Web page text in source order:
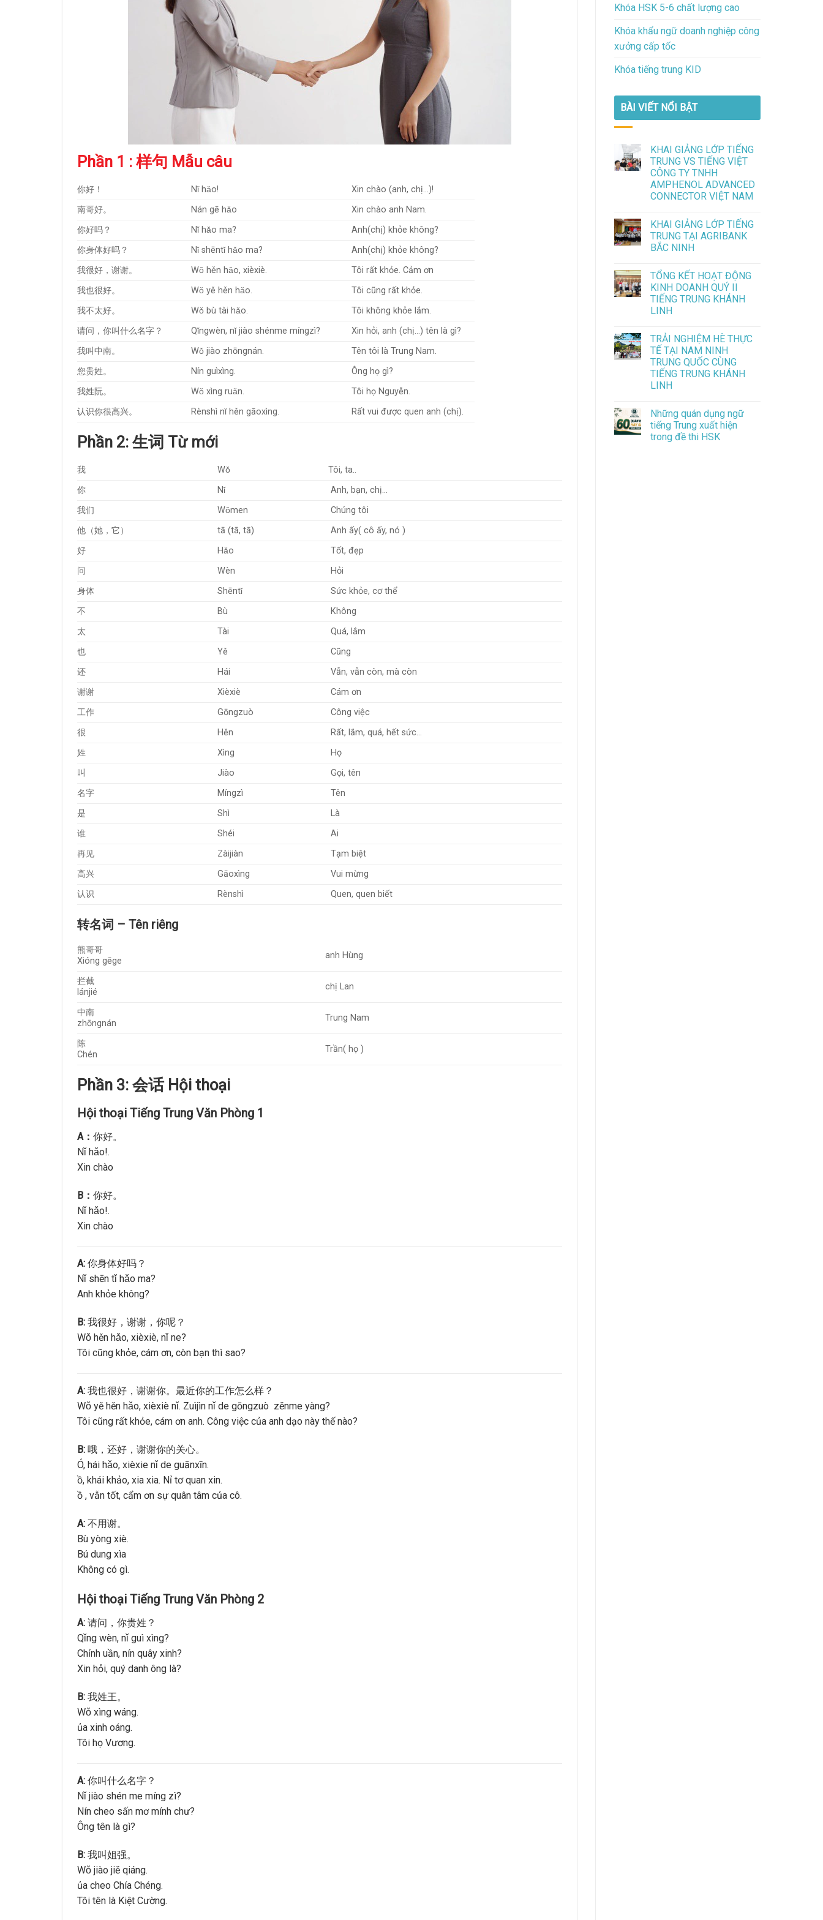
Phần 1 : 样句 Mẫu câu
你好！ Nǐ hǎo!
Xin chào (anh, chị…)!
南哥好。
Nán gē hǎo
Xin chào anh Nam.
你好吗？
Nǐ hǎo ma?
Anh(chị) khỏe không?
你身体好吗？
Nǐ shēntǐ hǎo ma?
Anh(chị) khỏe không?
我很好，谢谢。
Wǒ hěn hǎo, xièxiè.
Tôi rất khỏe. Cảm ơn
我也很好。
Wǒ yě hěn hǎo.
Tôi cũng rất khỏe.
我不太好。
Wǒ bù tài hǎo.
Tôi không khỏe lắm.
请问，你叫什么名字？
Qǐngwèn, nǐ jiào shénme míngzì?
Xin hỏi, anh (chị…) tên là gì?
我叫中南。
Wǒ jiào zhōngnán.
Tên tôi là Trung Nam.
您贵姓。
Nín guìxìng.
Ông họ gì?
我姓阮。
Wǒ xìng ruǎn.
Tôi họ Nguyễn.
认识你很高兴。
Rènshì nǐ hěn gāoxìng. Rất vui được quen anh (chị).
Phần 2: 生词 Từ mới
我 Wǒ
Tôi, ta..
你
Nǐ
Anh, bạn, chị…
我们
Wǒmen
Chúng tôi
他（她，它）
tā (tā, tā)
Anh ấy( cô ấy, nó )
好
Hǎo
Tốt, đẹp
问
Wèn
Hỏi
身体
Shēntǐ
Sức khỏe, cơ thể
不
Bù
Không
太
Tài
Quá, lắm
也
Yě
Cũng
还
Hái
Vẫn, vẫn còn, mà còn
谢谢
Xièxiè
Cám ơn
工作
Gōngzuò
Công việc
很
Hěn
Rất, lắm, quá, hết sức…
姓
Xìng
Họ
叫
Jiào
Gọi, tên
名字
Míngzì
Tên
是
Shì
Là
谁
Shéi
Ai
再见
Zàijiàn
Tạm biệt
高兴
Gāoxìng
Vui mừng
认识
Rènshì Quen, quen biết
转名词 – Tên riêng
熊哥哥
Xióng gēge
anh Hùng
拦截
lánjié
chị Lan
中南
zhōngnán
Trung Nam
陈
Chén
Trần( họ )
Phần 3: 会话 Hội thoại
Hội thoại Tiếng Trung Văn Phòng 1
A： 你好。
Nǐ hǎo!.
Xin chào
B： 你好。
Nǐ hǎo!.
Xin chào
A: 你身体好吗？
Nǐ shēn tǐ hǎo ma?
Anh khỏe không?
B: 我很好，谢谢，你呢？
Wǒ hěn hǎo, xièxiè, nǐ ne?
Tôi cũng khỏe, cám ơn, còn bạn thì sao?
A: 我也很好，谢谢你。最近你的工作怎么样？
Wǒ yě hěn hǎo, xièxiè nǐ. Zuìjìn nǐ de gōngzuò zěnme yàng?
Tôi cũng rất khỏe, cám ơn anh. Công việc của anh dạo này thế nào?
B: 哦，还好，谢谢你的关心。
Ó, hái hǎo, xièxie nǐ de guānxīn.
ồ, khái khảo, xia xia. Nỉ tơ quan xin.
ồ , vẫn tốt, cẩm ơn sự quân tâm của cô.
A: 不用谢。
Bù yòng xiè.
Bú dung xìa
Không có gì.
Hội thoại Tiếng Trung Văn Phòng 2
A: 请问，你贵姓？
Qǐng wèn, nǐ guì xìng?
Chỉnh uần, nín quây xinh?
Xin hỏi, quý danh ông là?
B: 我姓王。
Wǒ xìng wáng.
ủa xinh oáng.
Tôi họ Vương.
A: 你叫什么名字？
Nǐ jiào shén me míng zì?
Nín cheo sấn mơ mính chư?
Ông tên là gì?
B: 我叫姐强。
Wǒ jiào jiě qiáng.
ủa cheo Chía Chéng.
Tôi tên là Kiệt Cường.
Khóa HSK 5-6 chất lượng cao
Khóa khẩu ngữ doanh nghiệp công
xưởng cấp tốc
Khóa tiếng trung KID
BÀI VIẾT NỔI BẬT
KHAI GIẢNG LỚP TIẾNG
TRUNG VS TIẾNG VIỆT
CÔNG TY TNHH
AMPHENOL ADVANCED
CONNECTOR VIỆT NAM
KHAI GIẢNG LỚP TIẾNG
TRUNG TẠI AGRIBANK
BẮC NINH
TỔNG KẾT HOẠT ĐỘNG
KINH DOANH QUÝ II
TIẾNG TRUNG KHÁNH
LINH
TRẢI NGHIỆM HÈ THỰC
TẾ TẠI NAM NINH
TRUNG QUỐC CÙNG
TIẾNG TRUNG KHÁNH
LINH
Những quán dụng ngữ
tiếng Trung xuất hiện
trong đề thi HSK